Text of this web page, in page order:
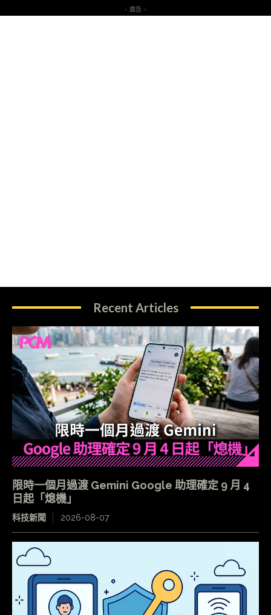
- 廣告 -
Recent Articles
限時一個月過渡 Gemini Google 助理確定 9 月 4
日起「熄機」
科技新聞 2026-08-07